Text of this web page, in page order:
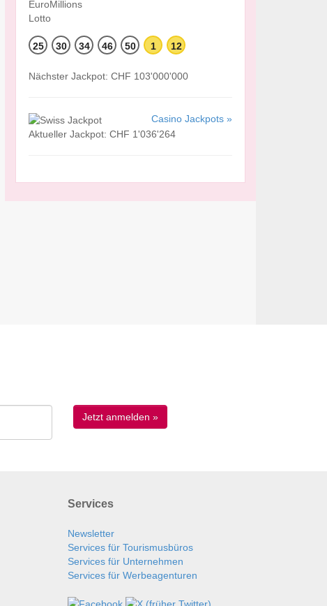
25 30 34 46 50 1 12
Nächster Jackpot: CHF 103'000'000
Casino Jackpots »
Aktueller Jackpot: CHF 1'036'264
Services
Newsletter
Services für Tourismusbüros
Services für Unternehmen
Services für Werbeagenturen